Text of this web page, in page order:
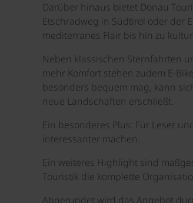
Darüber hinaus bietet Donau
Etschradweg in Südtirol oder der
mediterranes Flair bis hin zu
Neben klassischen Sternfahrten
mehr Komfort stehen zudem E-
besonders bequem mag, kann
neue Landschaften erschließt.
Ein besonderes Plus: Für Leser
interessanter machen.
Ein weiteres Highlight sind
Touristik die komplette
Abgerundet wird das Angebot